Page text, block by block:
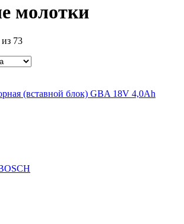
молотки
73
(вставной блок) GBA 18V 4,0Ah